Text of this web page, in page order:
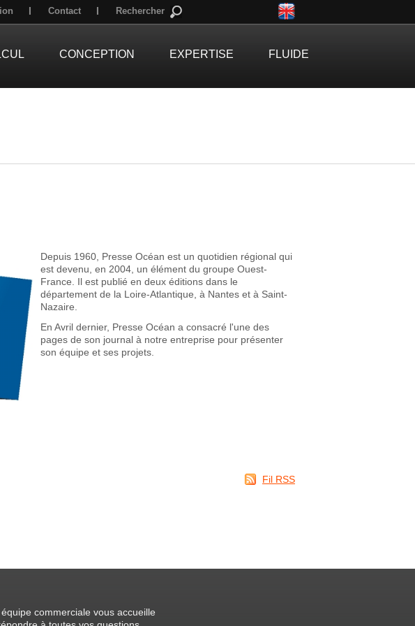
Depuis 1960, Presse Océan est un quotidien régional qui
est devenu, en 2004, un élément du groupe Ouest-
France. Il est publié en deux éditions dans le
département de la Loire-Atlantique, à Nantes et à Saint-
Nazaire.
En Avril dernier, Presse Océan a consacré l'une des
pages de son journal à notre entreprise pour présenter
son équipe et ses projets.
Fil RSS
CONCEPTION EXPERTISE FLUIDE
Contact Rechercher
commerciale vous accueille